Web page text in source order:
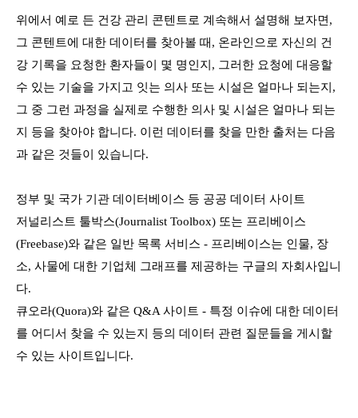
위에서 예로 든 건강 관리 콘텐트로 계속해서 설명해 보자면,
그 콘텐트에 대한 데이터를 찾아볼 때, 온라인으로 자신의 건
강 기록을 요청한 환자들이 몇 명인지, 그러한 요청에 대응할
수 있는 기술을 가지고 잇는 의사 또는 시설은 얼마나 되는지,
그 중 그런 과정을 실제로 수행한 의사 및 시설은 얼마나 되는
지 등을 찾아야 합니다. 이런 데이터를 찾을 만한 출처는 다음
과 같은 것들이 있습니다.
정부 및 국가 기관 데이터베이스 등 공공 데이터 사이트
저널리스트 툴박스(Journalist Toolbox) 또는 프리베이스
(Freebase)와 같은 일반 목록 서비스 - 프리베이스는 인물, 장
소, 사물에 대한 기업체 그래프를 제공하는 구글의 자회사입니
다.
큐오라(Quora)와 같은 Q&A 사이트 - 특정 이슈에 대한 데이터
를 어디서 찾을 수 있는지 등의 데이터 관련 질문들을 게시할
수 있는 사이트입니다.